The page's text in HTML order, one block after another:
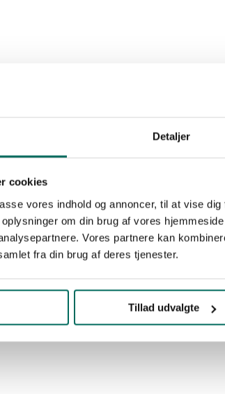
Detaljer
cookies
vores indhold og annoncer, til at vise
om din brug af vores
Vores partnere kan
fra din brug af deres tjenester.
Tillad udvalgte